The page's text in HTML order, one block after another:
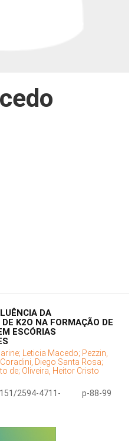
DA
K2O NA FORMAÇÃO DE
ESCÓRIAS
Leticia Macedo; Pezzin,
Coradini, Diego Santa Rosa;
de; Oliveira, Heitor Cristo
2594-4711-
p-88-99